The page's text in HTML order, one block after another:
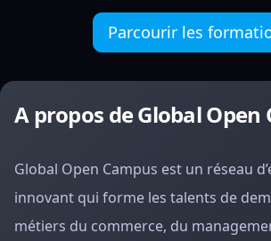
Parcourir les
A propos de Global Open
Global Open Campus est un réseau
innovant qui forme les talents de
métiers du commerce, du